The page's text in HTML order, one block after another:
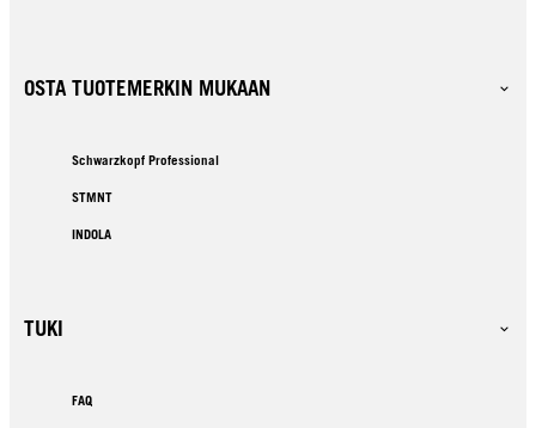
OSTA TUOTEMERKIN MUKAAN
Schwarzkopf Professional
STMNT
INDOLA
TUKI
FAQ